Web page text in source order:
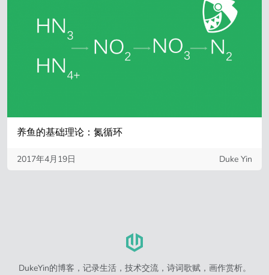
养鱼的基础理论：氮循环
2017年4月19日 Duke Yin
DukeYin的博客，记录生活，技术交流，诗词歌赋，画作赏析。